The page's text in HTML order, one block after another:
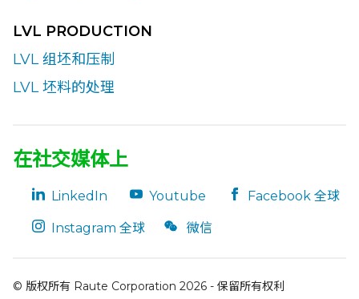
LVL PRODUCTION
LVL 组坯和压制
LVL 坯料的处理
在社交媒体上
LinkedIn Youtube Facebook 全球
Instagram 全球 微信
© 版权所有 Raute Corporation 2026 - 保留所有权利